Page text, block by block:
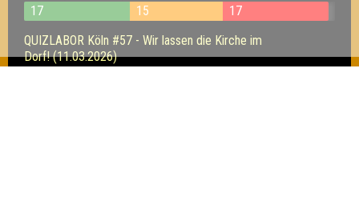
17
15
17
QUIZLABOR Köln #57 - Wir lassen die Kirche im
Dorf! (11.03.2026)